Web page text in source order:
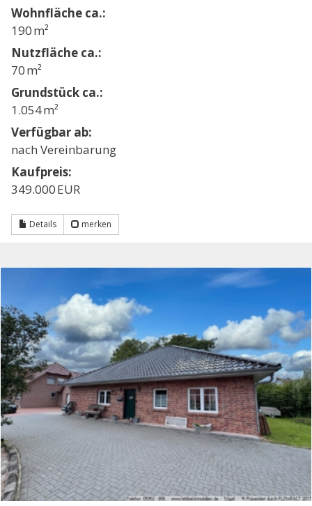
Wohnfläche ca.:
190 m²
Nutzfläche ca.:
70 m²
Grund­stück ca.:
1.054 m²
Verfügbar ab:
nach Vereinbarung
Kaufpreis:
349.000 EUR
Details merken